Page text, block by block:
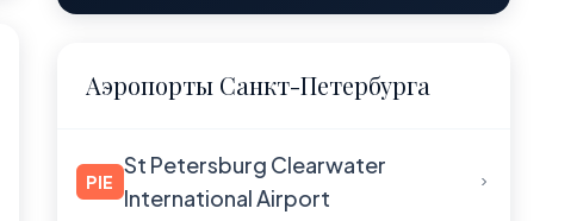
Аэропорты Санкт-Петербурга
PIE
St Petersburg Clearwater
International Airport